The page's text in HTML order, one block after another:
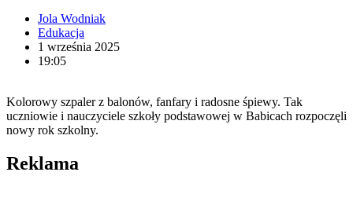
Jola Wodniak
Edukacja
1 września 2025
19:05
Kolorowy szpaler z balonów, fanfary i radosne śpiewy. Tak
uczniowie i nauczyciele szkoły podstawowej w Babicach rozpoczęli
nowy rok szkolny.
Reklama